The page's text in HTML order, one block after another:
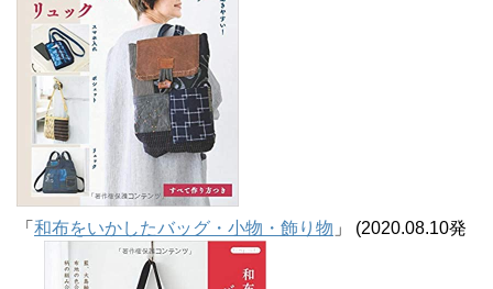
「 和布をいかしたバッグ・小物・飾り物 」 (2020.08.10発